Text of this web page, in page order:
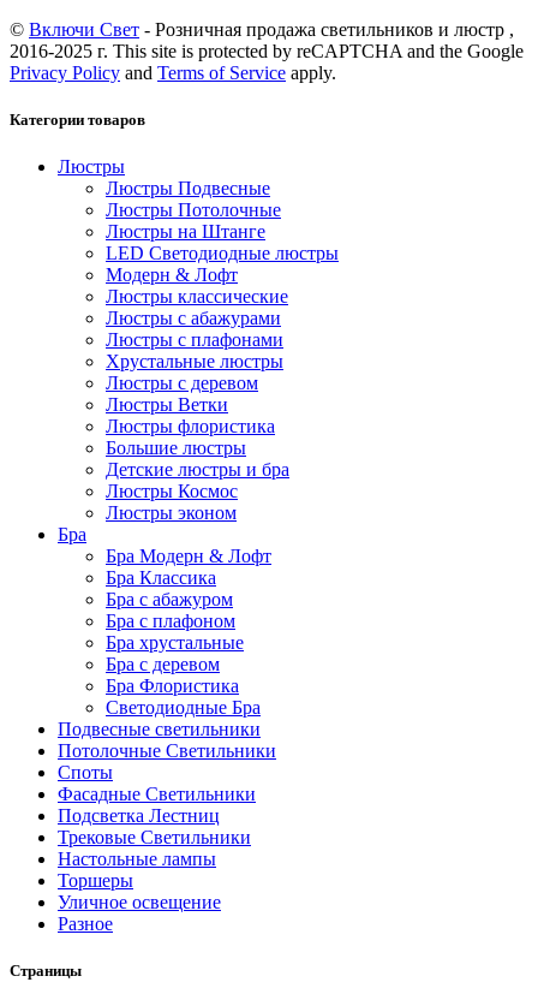
© Включи Свет - Розничная продажа светильников и люстр ,
2016-2025 г. This site is protected by reCAPTCHA and the Google
Privacy Policy and Terms of Service apply.
Категории товаров
Люстры
Люстры Подвесные
Люстры Потолочные
Люстры на Штанге
LED Светодиодные люстры
Модерн & Лофт
Люстры классические
Люстры с абажурами
Люстры с плафонами
Хрустальные люстры
Люстры с деревом
Люстры Ветки
Люстры флористика
Большие люстры
Детские люстры и бра
Люстры Космос
Люстры эконом
Бра
Бра Модерн & Лофт
Бра Классика
Бра с абажуром
Бра с плафоном
Бра хрустальные
Бра с деревом
Бра Флористика
Светодиодные Бра
Подвесные светильники
Потолочные Светильники
Споты
Фасадные Светильники
Подсветка Лестниц
Трековые Светильники
Настольные лампы
Торшеры
Уличное освещение
Разное
Страницы